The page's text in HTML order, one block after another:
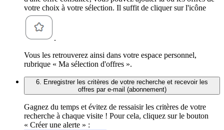
votre choix à votre sélection. Il suffit de cliquer sur l'icône
.
Vous les retrouverez ainsi dans votre espace personnel,
rubrique « Ma sélection d'offres ».
6. Enregistrer les critères de votre recherche et recevoir les
offres par e-mail (abonnement)
Gagnez du temps et évitez de ressaisir les critères de votre
recherche à chaque visite ! Pour cela, cliquez sur le bouton
« Créer une alerte » :